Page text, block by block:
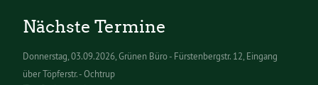
Nächste Termine
Donnerstag 03.09.2026 Grünen Büro - Fürstenbergstr. 12, Eingang
über Töpferstr. - Ochtrup